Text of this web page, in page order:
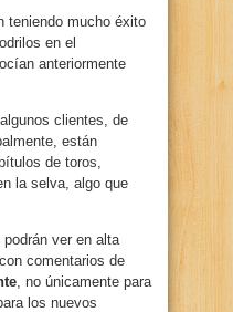
teniendo mucho éxito
en el
anteriormente
clientes, de
están
de toros,
la selva, algo que
ver en alta
comentarios de
, no únicamente para
los nuevos